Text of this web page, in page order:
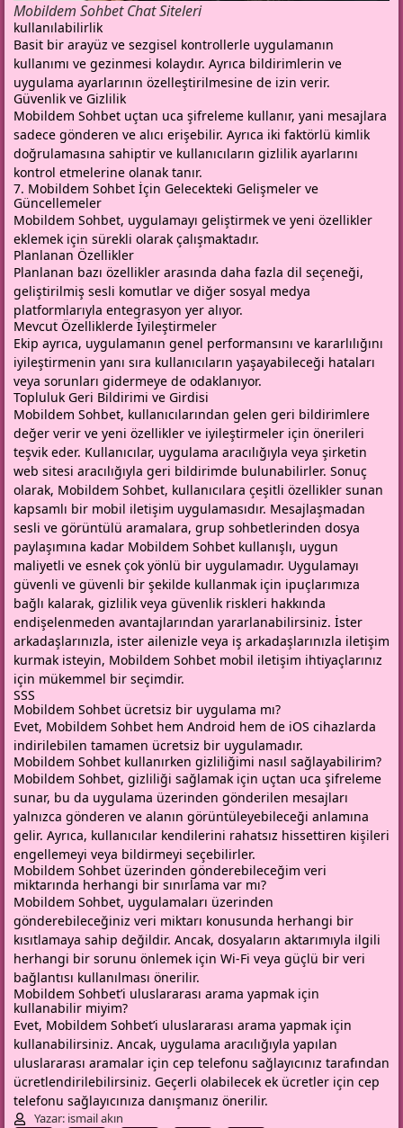
Mobildem Sohbet Chat Siteleri
kullanılabilirlik
Basit bir arayüz ve sezgisel kontrollerle uygulamanın
kullanımı ve gezinmesi kolaydır. Ayrıca bildirimlerin ve
uygulama ayarlarının özelleştirilmesine de izin verir.
Güvenlik ve Gizlilik
Mobildem Sohbet uçtan uca şifreleme kullanır, yani mesajlara
sadece gönderen ve alıcı erişebilir. Ayrıca iki faktörlü kimlik
doğrulamasına sahiptir ve kullanıcıların gizlilik ayarlarını
kontrol etmelerine olanak tanır.
7. Mobildem Sohbet İçin Gelecekteki Gelişmeler ve
Güncellemeler
Mobildem Sohbet, uygulamayı geliştirmek ve yeni özellikler
eklemek için sürekli olarak çalışmaktadır.
Planlanan Özellikler
Planlanan bazı özellikler arasında daha fazla dil seçeneği,
geliştirilmiş sesli komutlar ve diğer sosyal medya
platformlarıyla entegrasyon yer alıyor.
Mevcut Özelliklerde İyileştirmeler
Ekip ayrıca, uygulamanın genel performansını ve kararlılığını
iyileştirmenin yanı sıra kullanıcıların yaşayabileceği hataları
veya sorunları gidermeye de odaklanıyor.
Topluluk Geri Bildirimi ve Girdisi
Mobildem Sohbet, kullanıcılarından gelen geri bildirimlere
değer verir ve yeni özellikler ve iyileştirmeler için önerileri
teşvik eder. Kullanıcılar, uygulama aracılığıyla veya şirketin
web sitesi aracılığıyla geri bildirimde bulunabilirler. Sonuç
olarak, Mobildem Sohbet, kullanıcılara çeşitli özellikler sunan
kapsamlı bir mobil iletişim uygulamasıdır. Mesajlaşmadan
sesli ve görüntülü aramalara, grup sohbetlerinden dosya
paylaşımına kadar Mobildem Sohbet kullanışlı, uygun
maliyetli ve esnek çok yönlü bir uygulamadır. Uygulamayı
güvenli ve güvenli bir şekilde kullanmak için ipuçlarımıza
bağlı kalarak, gizlilik veya güvenlik riskleri hakkında
endişelenmeden avantajlarından yararlanabilirsiniz. İster
arkadaşlarınızla, ister ailenizle veya iş arkadaşlarınızla iletişim
kurmak isteyin, Mobildem Sohbet mobil iletişim ihtiyaçlarınız
için mükemmel bir seçimdir.
SSS
Mobildem Sohbet ücretsiz bir uygulama mı?
Evet, Mobildem Sohbet hem Android hem de iOS cihazlarda
indirilebilen tamamen ücretsiz bir uygulamadır.
Mobildem Sohbet kullanırken gizliliğimi nasıl sağlayabilirim?
Mobildem Sohbet, gizliliği sağlamak için uçtan uca şifreleme
sunar, bu da uygulama üzerinden gönderilen mesajları
yalnızca gönderen ve alanın görüntüleyebileceği anlamına
gelir. Ayrıca, kullanıcılar kendilerini rahatsız hissettiren kişileri
engellemeyi veya bildirmeyi seçebilirler.
Mobildem Sohbet üzerinden gönderebileceğim veri
miktarında herhangi bir sınırlama var mı?
Mobildem Sohbet, uygulamaları üzerinden
gönderebileceğiniz veri miktarı konusunda herhangi bir
kısıtlamaya sahip değildir. Ancak, dosyaların aktarımıyla ilgili
herhangi bir sorunu önlemek için Wi-Fi veya güçlü bir veri
bağlantısı kullanılması önerilir.
Mobildem Sohbet’i uluslararası arama yapmak için
kullanabilir miyim?
Evet, Mobildem Sohbet’i uluslararası arama yapmak için
kullanabilirsiniz. Ancak, uygulama aracılığıyla yapılan
uluslararası aramalar için cep telefonu sağlayıcınız tarafından
ücretlendirilebilirsiniz. Geçerli olabilecek ek ücretler için cep
telefonu sağlayıcınıza danışmanız önerilir.
Yazar: ismail akın